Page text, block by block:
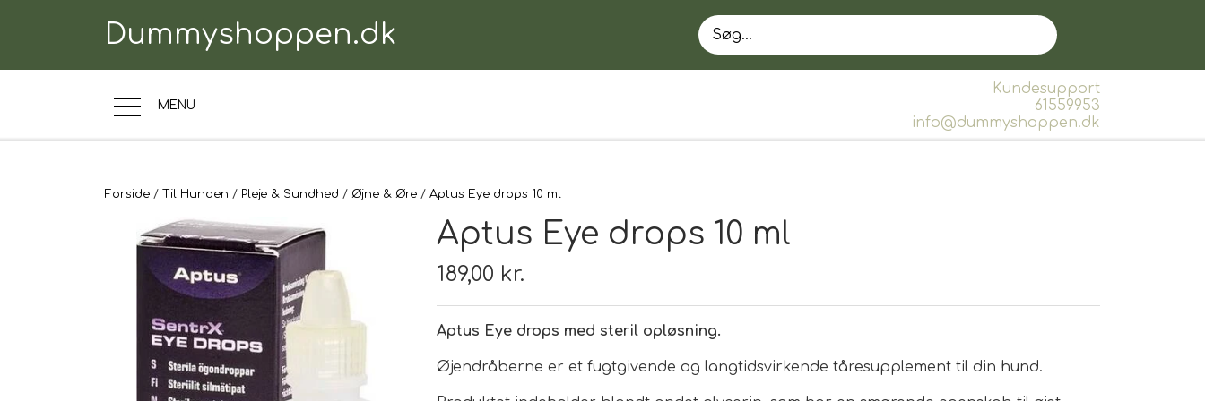
Dummyshoppen.dk
MENU
Kundesupport
61559953
info@dummyshoppen.dk
TRÆNINGSUDSTYR
TIL HUNDEN
TIL HUNDEFØREREN
Forside Til Hunden Pleje & Sundhed Øjne & Øre Aptus Eye drops 10 ml
Aptus Eye drops 10 ml
189,00 kr.
Aptus Eye drops med steril opløsning.
Øjendråberne er et fugtgivende og langtidsvirkende tåresupplement til din hund.